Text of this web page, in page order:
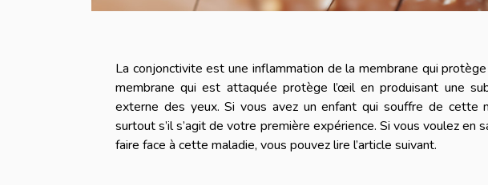
La conjonctivite est une inflammation de la membrane qui
membrane qui est attaquée protège l’œil en produisant une
externe des yeux. Si vous avez un enfant qui souffre de cette
surtout s’il s’agit de votre première expérience. Si vous voulez en
faire face à cette maladie, vous pouvez lire l’article suivant.